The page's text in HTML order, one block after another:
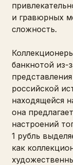
и гравюрных
сложность.
банкнотой из-
российской
находящейся
она
настроений
1 рубль
как